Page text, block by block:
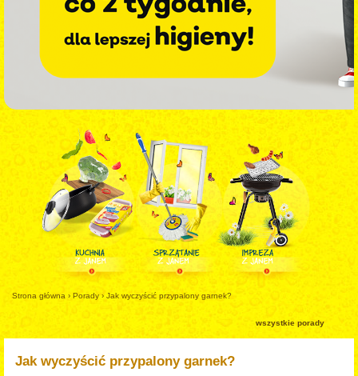
Strona główna › Porady› Jak wyczyścić przypalony garnek?
wszystkie porady
Jak wyczyścić przypalony garnek?